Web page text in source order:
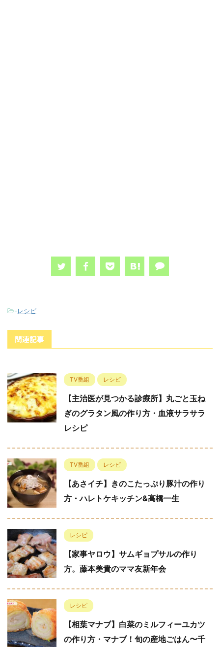
-レシピ
関連記事
TV番組 レシピ
【主治医が見つかる診療所】丸ごと玉ね
ぎのグラタン風の作り方・血液サラサラ
レシピ
TV番組 レシピ
【あさイチ】きのこたっぷり豚汁の作り
方・ハレトケキッチン&高橋一生
レシピ
【家事ヤロウ】サムギョプサルの作り
方。藤本美貴のママ友新年会
レシピ
【相葉マナブ】白菜のミルフィーユカツ
の作り方・マナブ！旬の産地ごはん〜千